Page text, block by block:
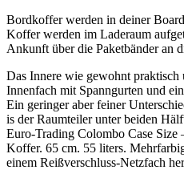
Bordkoffer werden in deiner
Koffer werden im Laderaum
Ankunft über die Paketbänder an
Das Innere wie gewohnt
Innenfach mit Spanngurten und
Ein geringer aber feiner
is der Raumteiler unter beiden
Euro-Trading Colombo Case
Koffer. 65 cm. 55 liters.
einem Reißverschluss-Netzfach